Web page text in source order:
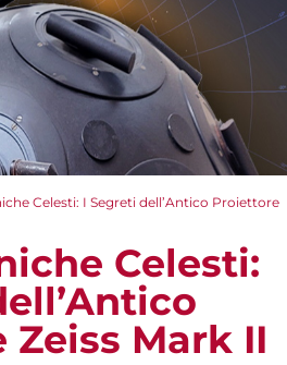
Celesti: I Segreti dell’Antico Proiettore
Celesti:
Mark II